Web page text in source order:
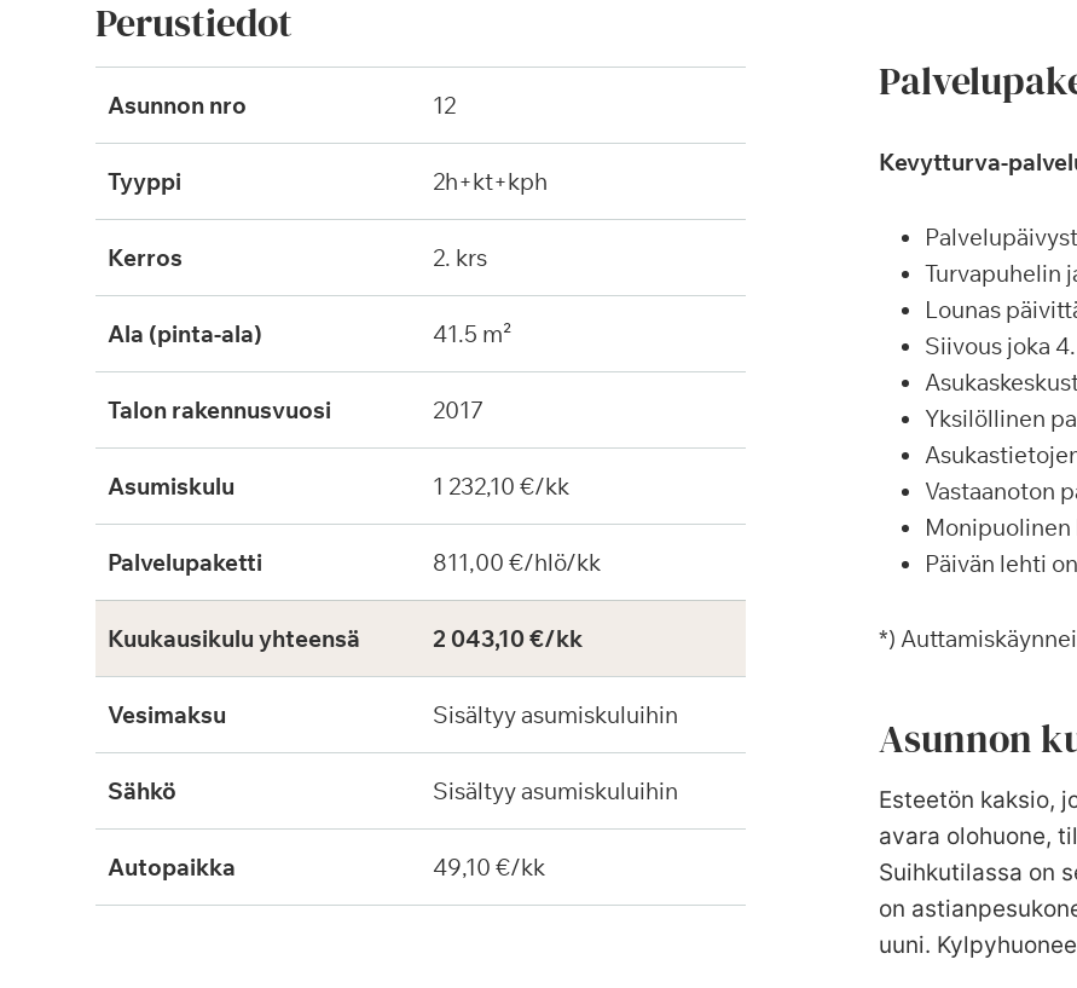
Perustiedot
Asunnon nro 12
Tyyppi 2h+kt+kph
Kerros 2. krs
Ala (pinta-ala) 41.5 m²
Talon rakennusvuosi 2017
Asumiskulu 1 232,10 €/kk
Palvelupaketti 811,00 €/hlö/kk
Kuukausikulu yhteensä 2 043,10 €/kk
Vesimaksu Sisältyy asumiskuluihin
Sähkö Sisältyy asumiskuluihin
Autopaikka 49,10 €/kk
Kevytturva-
Turvapuhelin
Lounas
Siivous joka
Yksilöllinen
Vastaanoton
Päivän lehti
*)
Asunnon
Esteetön kaksio,
avara olohuone,
Suihkutilassa on
on
uuni.